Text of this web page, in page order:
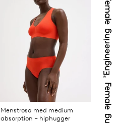
Menstrosa med medium
absorption – hiphugger